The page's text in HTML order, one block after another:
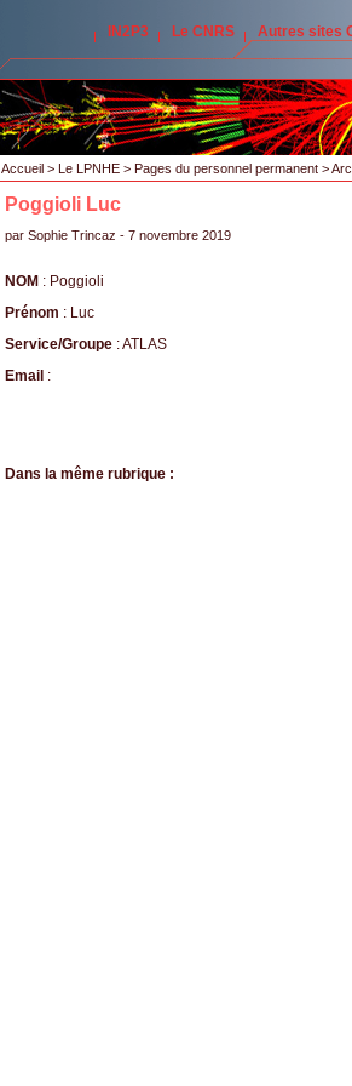
IN2P3 Le CNRS Autres sites
Accueil > Le LPNHE > Pages du personnel permanent >
Poggioli Luc
par Sophie Trincaz - 7 novembre 2019
NOM : Poggioli
Prénom : Luc
Service/Groupe : ATLAS
Email :
Dans la même rubrique :